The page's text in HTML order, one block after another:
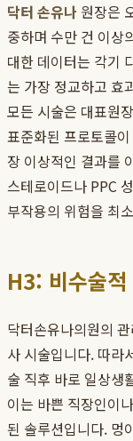
닥터 손유나 원장은
중하며 수만 건 이상
대한 데이터는 각기
는 가장 정교하고 효
모든 시술은 대표원
표준화된 프로토콜
장 이상적인 결과를
스테로이드나 PPC
부작용의 위험을 최
H3: 비수술적
닥터손유나의원의
사 시술입니다. 따라
술 직후 바로 일상생
이는 바쁜 직장인이
된 솔루션입니다. 멍